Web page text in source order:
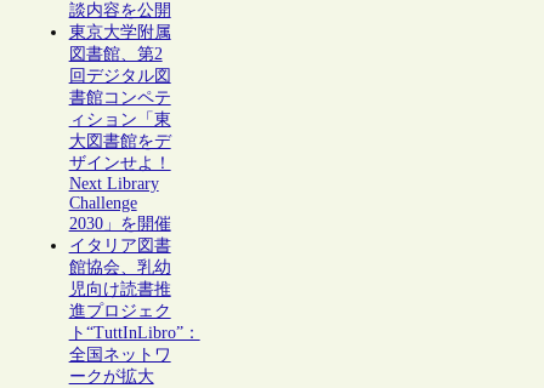
談内容を公開
東京大学附属
図書館、第2
回デジタル図
書館コンペテ
ィション「東
大図書館をデ
ザインせよ！
Next Library
Challenge
2030」を開催
イタリア図書
館協会、乳幼
児向け読書推
進プロジェク
ト“TuttInLibro”：
全国ネットワ
ークが拡大